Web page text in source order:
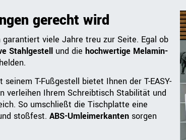
gerecht wird
viele Jahre treu zur Seite. Egal ob
Stahlgestell und die hochwertige Melamin-
T-Fußgestell bietet Ihnen der T-EASY-
verleihen Ihrem Schreibtisch Stabilität und
So umschließt die Tischplatte eine
stoßfest. ABS-Umleimerkanten sorgen